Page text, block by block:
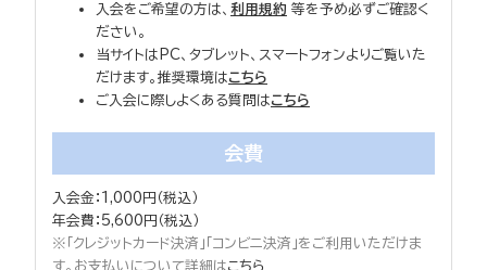
入会をご希望の方は、 利用規約 等を予め必ずご確認く
ださい。
当サイトはPC、タブレット、スマートフォンよりご覧いた
だけます。推奨環境はこちら
ご入会に際しよくある質問はこちら
会費
入会金：1,000円（税込）
年会費：5,600円（税込）
※「クレジットカード決済」「コンビニ決済」をご利用いただけま
す。お支払いについて詳細はこちら